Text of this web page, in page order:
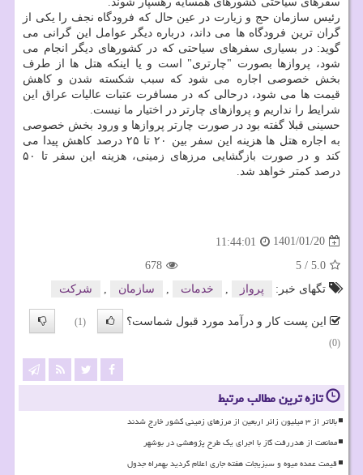
رئیس سازمان حج و زیارت در عین حال که فرودگاه نجف را یکی از
گران ترین فرودگاه ها می داند، درباره دیگر عوامل این گرانی می
گوید: در بسیاری سفرهای سیاحتی که در کشورهای دیگر انجام می
شود، پروازها بصورت "چارتری" است و یا اینکه هتل ها از طرف
بخش خصوصی اجاره می شود که سبب شکسته شدن و کاهش
قیمت ها می شود، درحالی که در مسافرت عتبات عالیات عراق این
شرایط را نداریم و پروازهای چارتر در اختیار ما نیست.
حسینی قبلا گفته بود در صورت چارتر پروازها و ورود بخش خصوصی
به اجاره هتل ها هزینه این سفر بین ۲۰ تا ۲۵ درصد کاهش پیدا می
کند و در صورت بازگشایی مرزهای زمینی، هزینه این سفر تا ۵۰
درصد کمتر خواهد شد.
1401/01/20
11:44:01
5.0
/
5
678
تگهای خبر:
پرواز , خدمات , سازمان , شركت
این پست کار و درآمد مورد قبول شماست؟
(1)
(0)
تازه ترین مطالب مرتبط
بالاتر از ۳ میلیون زائر اربعین از مرزهای زمینی کشور خارج شدند
ممانعت از هدررفت گاز با اجرای یک طرح پژوهشی در بوشهر
قیمت عمده میوه و سبزیجات هفته جاری اعلام گردید بهمراه جدول